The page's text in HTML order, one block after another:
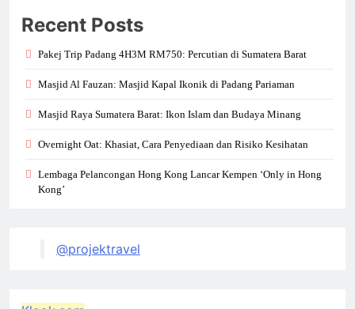
Recent Posts
Pakej Trip Padang 4H3M RM750: Percutian di Sumatera Barat
Masjid Al Fauzan: Masjid Kapal Ikonik di Padang Pariaman
Masjid Raya Sumatera Barat: Ikon Islam dan Budaya Minang
Overnight Oat: Khasiat, Cara Penyediaan dan Risiko Kesihatan
Lembaga Pelancongan Hong Kong Lancar Kempen ‘Only in Hong
Kong’
@projektravel